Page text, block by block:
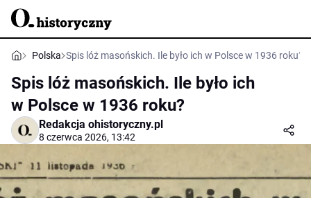
Polska Spis lóż masońskich. Ile było ich w Polsce w 1936 roku?
Spis lóż masońskich. Ile było ich
w Polsce w 1936 roku?
Redakcja ohistoryczny.pl
8 czerwca 2026, 13:42